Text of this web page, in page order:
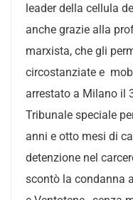
leader della cellula
anche grazie alla
marxista, che gli
circostanziate e
arrestato a Milano il
Tribunale speciale
anni e otto mesi di
detenzione nel
scontò la condanna